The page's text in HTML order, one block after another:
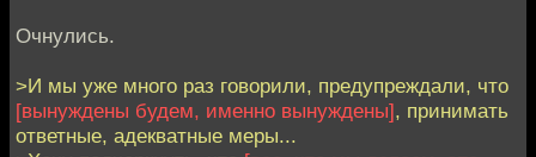
Очнулись.
>И мы уже много раз говорили, предупреждали, что
[вынуждены будем, именно вынуждены], принимать
ответные, адекватные меры...